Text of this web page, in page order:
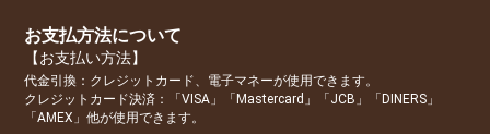
お支払方法について
【お支払い方法】
代金引換：クレジットカード、電子マネーが使用できます。
クレジットカード決済：「VISA」「Mastercard」「JCB」「DINERS」
「AMEX」他が使用できます。